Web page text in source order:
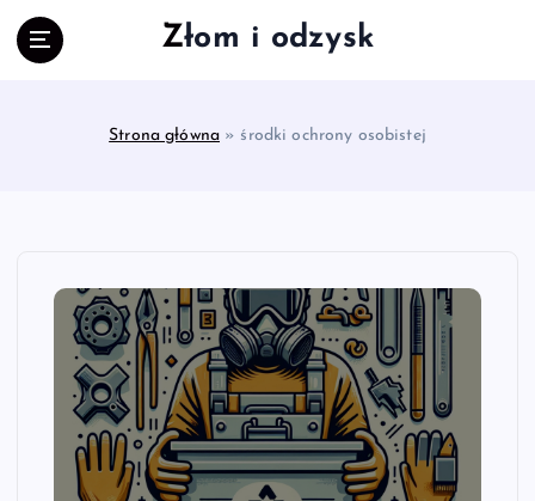
Złom i odzysk
Strona główna » środki ochrony osobistej